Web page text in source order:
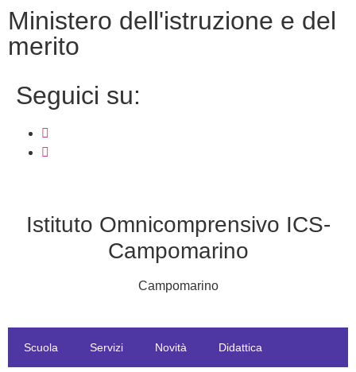
ministero dell'istruzione e del
merito
seguici su:
Istituto Omnicomprensivo ICS-
Campomarino
Campomarino
Scuola Servizi Novità Didattica